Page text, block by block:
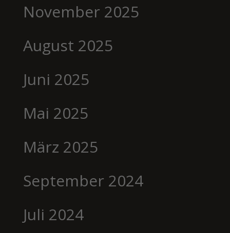
November 2025
August 2025
Juni 2025
Mai 2025
März 2025
September 2024
Juli 2024